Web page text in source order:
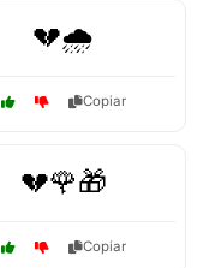
💔🌧️
Copiar
💔🌹🎁
Copiar